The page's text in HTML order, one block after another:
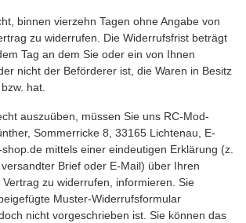
binnen vierzehn Tagen ohne Angabe von
zu widerrufen. Die Widerrufsfrist beträgt
Tag an dem Sie oder ein von Ihnen
nicht der Beförderer ist, die Waren in Besitz
hat.
auszuüben, müssen Sie uns RC-Mod-
Sommerricke 8, 33165 Lichtenau, E-
mittels einer eindeutigen Erklärung (z.
Brief oder E-Mail) über Ihren
zu widerrufen, informieren. Sie
Muster-Widerrufsformular
nicht vorgeschrieben ist. Sie können das